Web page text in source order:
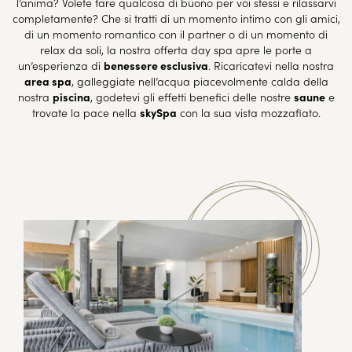
completamente? Che si tratti di un momento intimo con gli amici,
di un momento romantico con il partner o di un momento di
relax da soli, la nostra offerta day spa apre le porte a
un’esperienza di benessere esclusiva. Ricaricatevi nella nostra
area spa, galleggiate nell’acqua piacevolmente calda della
nostra piscina, godetevi gli effetti benefici delle nostre saunee
trovate la pace nella skySpa con la sua vista mozzafiato.